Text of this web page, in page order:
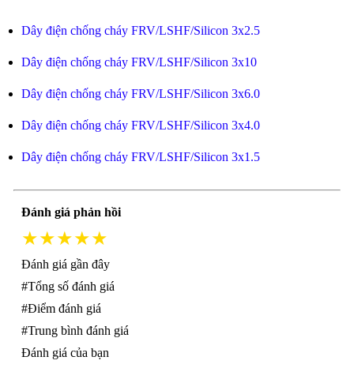
Dây điện chống cháy FRV/LSHF/Silicon 3x2.5
Dây điện chống cháy FRV/LSHF/Silicon 3x10
Dây điện chống cháy FRV/LSHF/Silicon 3x6.0
Dây điện chống cháy FRV/LSHF/Silicon 3x4.0
Dây điện chống cháy FRV/LSHF/Silicon 3x1.5
Đánh giá phản hồi
★★★★★
Đánh giá gần đây
#Tổng số đánh giá
#Điểm đánh giá
#Trung bình đánh giá
Đánh giá của bạn